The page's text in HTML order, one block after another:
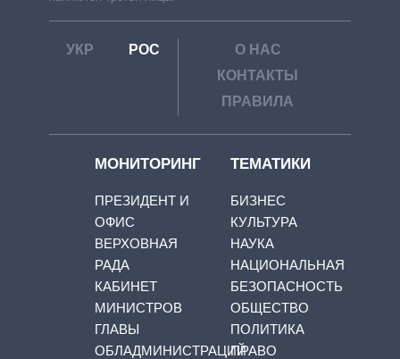
УКР РОС
О НАС
КОНТАКТЫ
ПРАВИЛА
МОНИТОРИНГ
ПРЕЗИДЕНТ И
ОФИС
ВЕРХОВНАЯ
РАДА
КАБИНЕТ
МИНИСТРОВ
ГЛАВЫ
ОБЛАДМИНИСТРАЦИЙ
ТЕМАТИКИ
БИЗНЕС
КУЛЬТУРА
НАУКА
НАЦИОНАЛЬНАЯ
БЕЗОПАСНОСТЬ
ОБЩЕСТВО
ПОЛИТИКА
ПРАВО